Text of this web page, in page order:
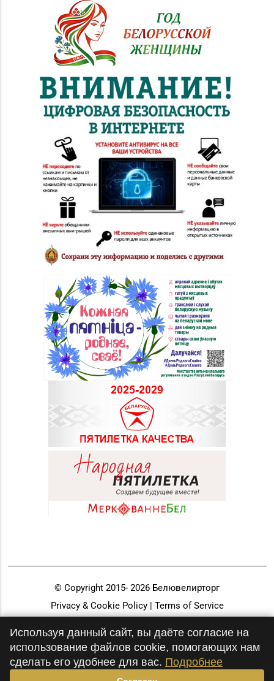
© Copyright 2015- 2026 Белювелирторг
Privacy & Cookie Policy | Terms of Service
Используя данный сайт, вы даёте согласие на
использование файлов cookie, помогающих нам
сделать его удобнее для вас. Подробнее